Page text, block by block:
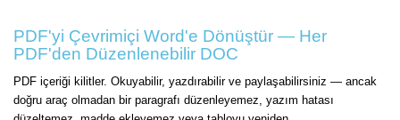
PDF'yi Çevrimiçi Word'e Dönüştür — Her
PDF'den Düzenlenebilir DOC
PDF içeriği kilitler. Okuyabilir, yazdırabilir ve paylaşabilirsiniz — ancak
doğru araç olmadan bir paragrafı düzenleyemez, yazım hatası